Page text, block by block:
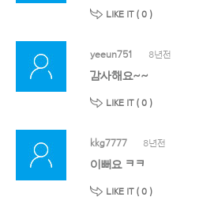
LIKE IT ( 0 )
yeeun751 8년전
감사해요~~
LIKE IT ( 0 )
kkg7777 8년전
이뻐요 ㅋㅋ
LIKE IT ( 0 )